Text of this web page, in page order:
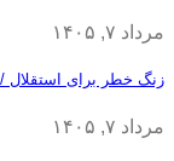
مرداد ۷, ۱۴۰۵
زنگ خطر برای استقلال
مرداد ۷, ۱۴۰۵